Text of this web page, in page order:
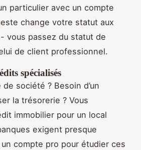
particulier avec un compte
change votre statut aux
vous passez du statut de
de client professionnel.
spécialisés
de société ? Besoin d’un
la trésorerie ? Vous
immobilier pour un local
exigent presque
compte pro pour étudier ces